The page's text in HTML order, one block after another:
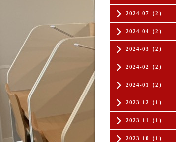
2024-07（2）
2024-04（2）
2024-03（2）
2024-02（2）
2024-01（2）
2023-12（1）
2023-11（1）
2023-10（1）